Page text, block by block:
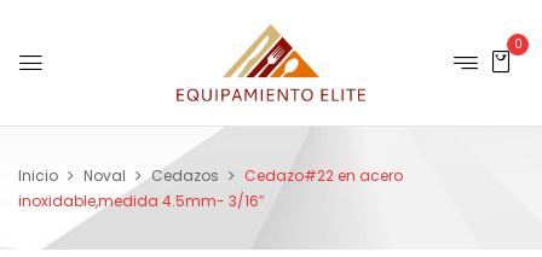
0
Inicio Noval Cedazos
Cedazo#22 en acero
inoxidable,medida 4.5mm- 3/16″